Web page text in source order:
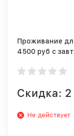
Проживание
4500 руб с
Скидка: 2
Не действует